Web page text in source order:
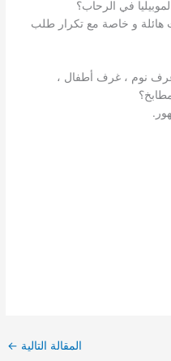
في الرحاب؟
و خاصة مع تكرار طلب
نوم ، غرف أطفال ،
المقالة التالية ←